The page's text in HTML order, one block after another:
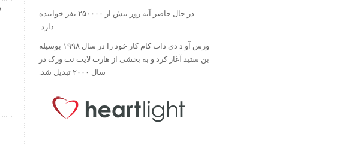
در حال حاضر آیه روز بیش از ۲۵۰۰۰۰ نفر خواننده
دارد.
ورس آو ذ دی دات کام کار خود را در سال ۱۹۹۸ بوسیله
بن ستید آغاز کرد و به بخشی از هارت لایت نت ورک در
سال ۲۰۰۰ تبدیل شد.